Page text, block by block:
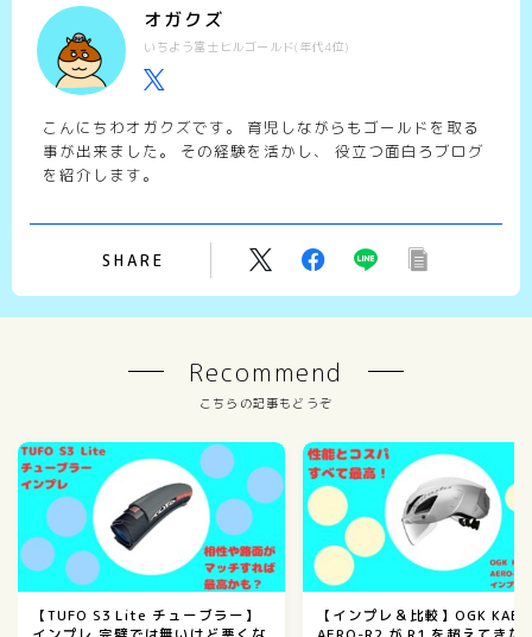
オガクズ
いちよう富士ヒルゴールド(年代4位)
こんにちわオガクズです。 育児しながらもゴールドを取る
事が出来ました。 その経験を活かし、 役立つ面白ろブログ
を紹介します。
SHARE
Recommend
こちらの記事もどうぞ
【TUFO S3 Lite チューブラー】
【インプレ＆比較】OGK